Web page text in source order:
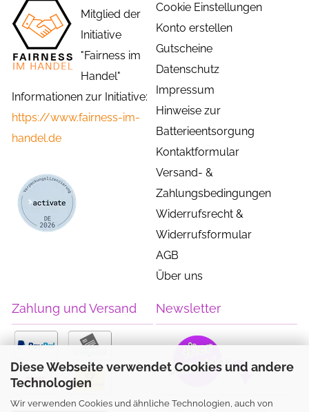
Diese Webseite verwendet Cookies und andere
Technologien
Wir verwenden Cookies und ähnliche Technologien, auch von
Mitglied der
Initiative
"Fairness im
Handel"
Informationen zur Initiative:
https://www.fairness-im-
handel.de
Cookie Einstellungen
Konto erstellen
Gutscheine
Datenschutz
Impressum
Hinweise zur
Batterieentsorgung
Kontaktformular
Versand- &
Zahlungsbedingungen
Widerrufsrecht &
Widerrufsformular
AGB
Über uns
Zahlung und Versand Newsletter